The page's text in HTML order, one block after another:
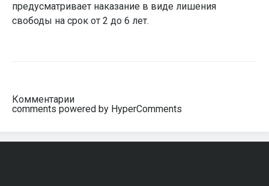
предусматривает наказание в виде лишения
свободы на срок от 2 до 6 лет.
Комментарии
comments powered by HyperComments